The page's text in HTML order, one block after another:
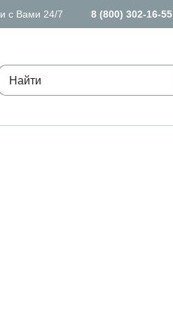
с Вами 24/7 8 (800) 302-16-55